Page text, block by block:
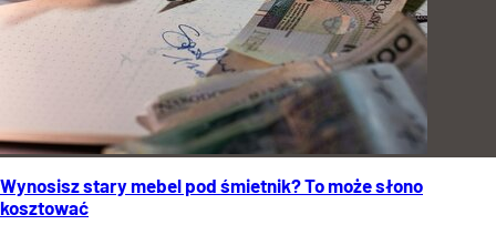
Wynosisz stary mebel pod śmietnik? To może słono
kosztować